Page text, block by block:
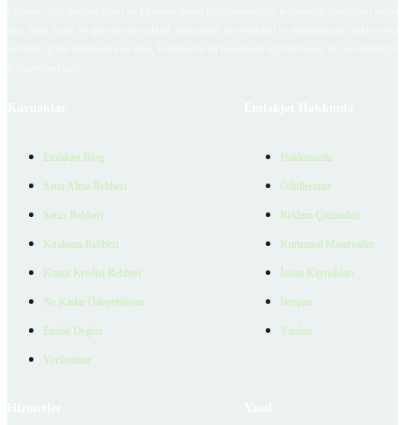
Emlakjet Blog
Satın Alma Rehberi
Satıcı Rehberi
Kiralama Rehberi
Konut Kredisi Rehberi
Ne Kadar Ödeyebilirim
Emlak Değeri
Verilerimiz
Hakkımızda
Ödüllerimiz
Reklam Çözümleri
Kurumsal Materyaller
İnsan Kaynakları
İletişim
Yardım